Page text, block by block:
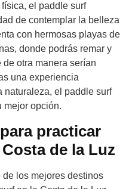
el paddle surf
de contemplar la belleza
con hermosas playas de
donde podrás remar y
otra manera serían
una experiencia
naturaleza, el paddle surf
mejor opción.
practicar
de la Luz
los mejores destinos